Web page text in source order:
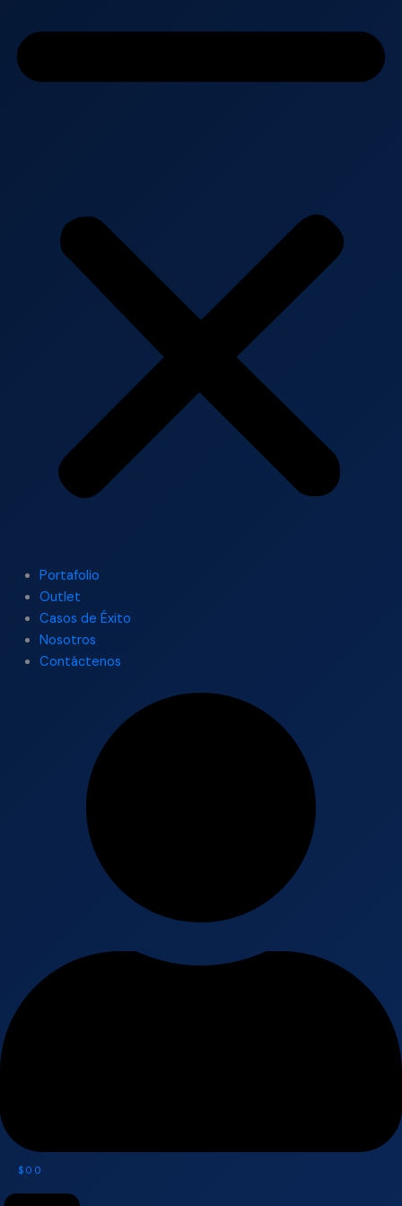
Portafolio
Outlet
Casos de Éxito
Nosotros
Contáctenos
$ 0 0